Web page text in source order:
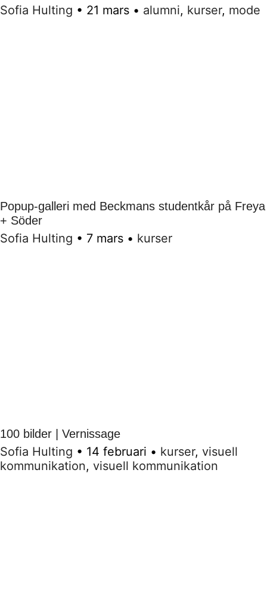
Sofia Hulting • 21 mars • alumni, kurser, mode
Popup-galleri med Beckmans studentkår på Freya
+ Söder
Sofia Hulting • 7 mars • kurser
100 bilder | Vernissage
Sofia Hulting • 14 februari • kurser, visuell
kommunikation, visuell kommunikation